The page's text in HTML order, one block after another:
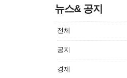
뉴스& 공지
전체
공지
경제